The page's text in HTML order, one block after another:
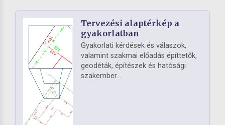
Tervezési alaptérkép a
gyakorlatban
Gyakorlati kérdések és válaszok,
valamint szakmai előadás építtetők,
geodéták, építészek és hatósági
szakember...